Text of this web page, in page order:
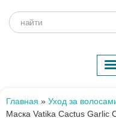
Форма
Поиск
Вы
Главная » Уход за
Маска Vatika Cactus Garlic